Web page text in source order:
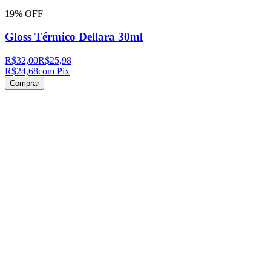
19% OFF
Gloss Térmico Dellara 30ml
R$32,00R$25,98
R$24,68com Pix
Comprar